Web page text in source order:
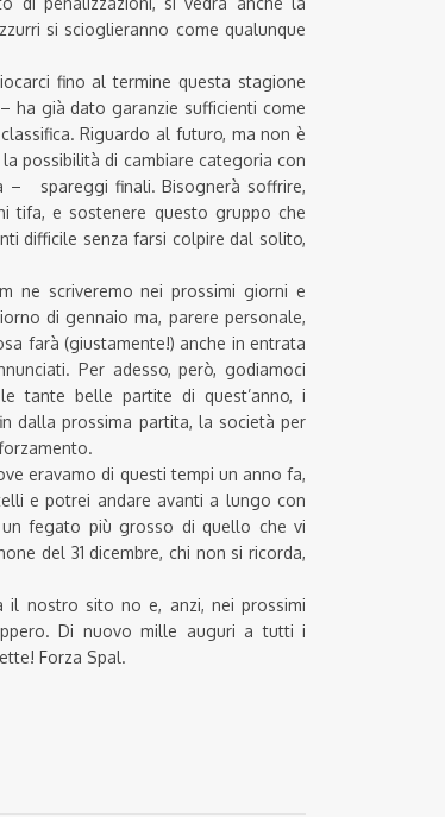
si scioglieranno come qualunque
fino al termine questa stagione
ha già dato garanzie sufficienti come
Riguardo al futuro, ma non è
possibilità di cambiare categoria con
– spareggi finali. Bisognerà soffrire,
tifa, e sostenere questo gruppo che
difficile senza farsi colpire dal solito,
ne scriveremo nei prossimi giorni e
di gennaio ma, parere personale,
farà (giustamente!) anche in entrata
Per adesso, però, godiamoci
tante belle partite di quest’anno, i
dalla prossima partita, la società per
eravamo di questi tempi un anno fa,
e potrei andare avanti a lungo con
fegato più grosso di quello che vi
del 31 dicembre, chi non si ricorda,
il nostro sito no e, anzi, nei prossimi
Di nuovo mille auguri a tutti i
Forza Spal.